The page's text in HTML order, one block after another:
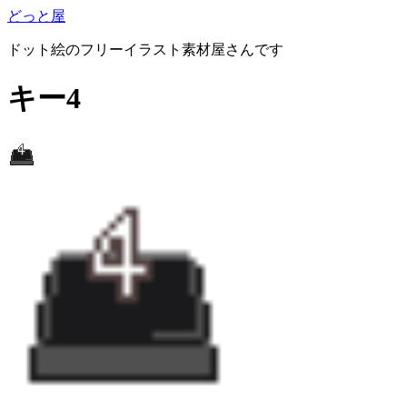
どっと屋
ドット絵のフリーイラスト素材屋さんです
キー4